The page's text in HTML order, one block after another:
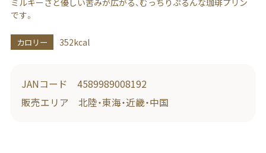
です。
カロリー 352kcal
JANコード 4589989008192
販売エリア 北陸・東海・近畿・中国